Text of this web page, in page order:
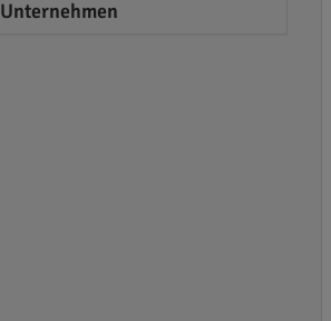
Unternehmen